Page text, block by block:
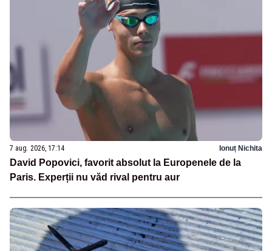
7 aug. 2026, 17:14 Ionuț Nichita
David Popovici, favorit absolut la Europenele de la
Paris. Experții nu văd rival pentru aur